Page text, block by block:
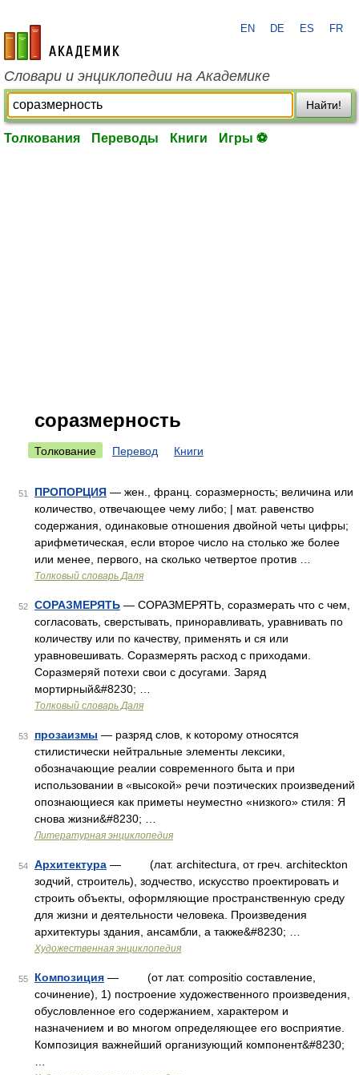
academic.ru
EN DE ES FR
Словари и энциклопедии на Академике
Найти!
Толкования Переводы Книги Игры ⚽
соразмерность
Толкование Перевод Книги
51 ПРОПОРЦИЯ — жен., франц. соразмерность; величина или
количество, отвечающее чему либо; | мат. равенство
содержания, одинаковые отношения двойной четы цифры;
арифметическая, если второе число на столько же более
или менее, первого, на сколько четвертое против …
Толковый словарь Даля
52 СОРАЗМЕРЯТЬ — СОРАЗМЕРЯТЬ, соразмерать что с чем,
согласовать, сверстывать, приноравливать, уравнивать по
количеству или по качеству, применять и ся или
уравновешивать. Соразмерять расход с приходами.
Соразмеряй потехи свои с досугами. Заряд
мортирный&#8230; …
Толковый словарь Даля
53 прозаизмы — разряд слов, к которому относятся
стилистически нейтральные элементы лексики,
обозначающие реалии современного быта и при
использовании в «высокой» речи поэтических произведений
опознающиеся как приметы неуместно «низкого» стиля: Я
снова жизни&#8230; …
Литературная энциклопедия
54 Архитектура — (лат. architectura, от греч. architeckton
зодчий, строитель), зодчество, искусство проектировать и
строить объекты, оформляющие пространственную среду
для жизни и деятельности человека. Произведения
архитектуры здания, ансамбли, а также&#8230; …
Художественная энциклопедия
55 Композиция — (от лат. compositio составление,
сочинение), 1) построение художественного произведения,
обусловленное его содержанием, характером и
назначением и во многом определяющее его восприятие.
Композиция важнейший организующий компонент&#8230;